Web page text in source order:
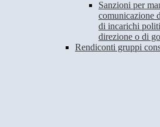
Sanzioni per
comunicazione
di incarichi
direzione o di
Rendiconti gruppi